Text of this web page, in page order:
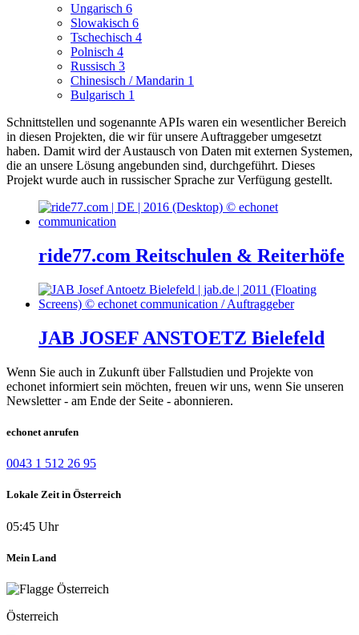
Ungarisch 6
Slowakisch 6
Tschechisch 4
Polnisch 4
Russisch 3
Chinesisch / Mandarin 1
Bulgarisch 1
Schnittstellen und sogenannte APIs waren ein wesentlicher Bereich
in diesen Projekten, die wir für unsere Auftraggeber umgesetzt
haben. Damit wird der Austausch von Daten mit externen Systemen,
die an unsere Lösung angebunden sind, durchgeführt. Dieses
Projekt wurde auch in russischer Sprache zur Verfügung gestellt.
ride77.com Reitschulen & Reiterhöfe
JAB JOSEF ANSTOETZ Bielefeld
Wenn Sie auch in Zukunft über Fallstudien und Projekte von
echonet informiert sein möchten, freuen wir uns, wenn Sie unseren
Newsletter - am Ende der Seite - abonnieren.
echonet anrufen
0043 1 512 26 95
Lokale Zeit in Österreich
05:45 Uhr
Mein Land
Österreich